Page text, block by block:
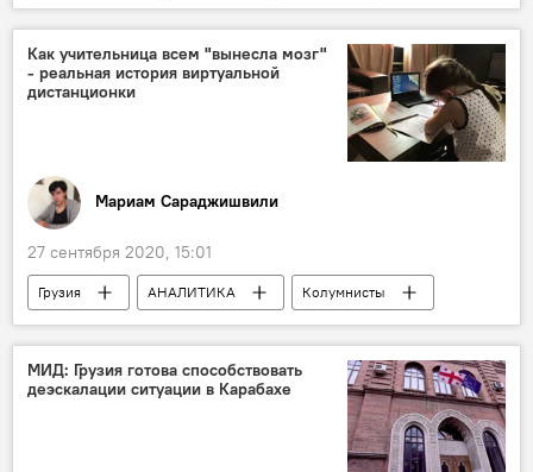
Грузия
ОБЩЕСТВО
Как учительница всем "вынесла мозг"
- реальная история виртуальной
дистанционки
Мариам Сараджишвили
27 сентября 2020, 15:01
Грузия АНАЛИТИКА
Колумнисты
ОБЩЕСТВО
Мариам Сараджишвили
Рассказы Мариам Сараджишвили
Тбилиси
МИД: Грузия готова способствовать
деэскалации ситуации в Карабахе